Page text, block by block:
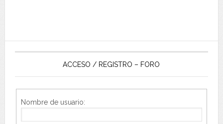
ACCESO / REGISTRO – FORO
Nombre de usuario: